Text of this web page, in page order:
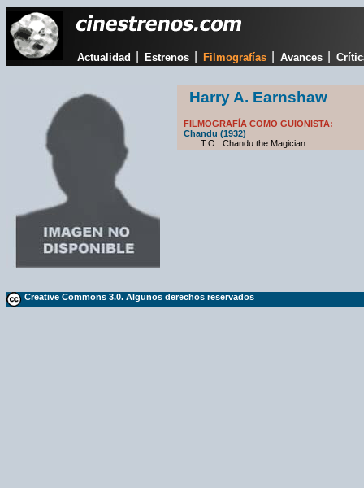
Actualidad Estrenos Filmografías Avances
Harry A. Earnshaw
FILMOGRAFÍA COMO GUIONISTA:
Chandu (1932)
...T.O.: Chandu the Magician
Creative Commons 3.0. Algunos derechos reservados